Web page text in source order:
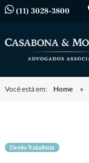
(11) 3028-3800
Você está em: Home
Direito Trabalhista